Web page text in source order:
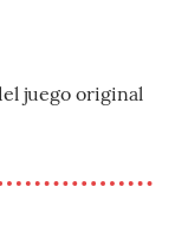
juego original